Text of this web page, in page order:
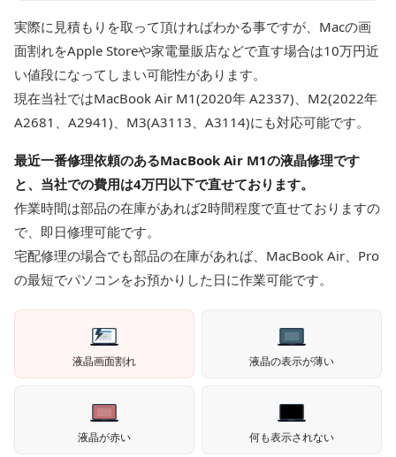
実際に見積もりを取って頂ければわかる事ですが、Macの画
面割れをApple Storeや家電量販店などで直す場合は10万円近
い値段になってしまい可能性があります。
現在当社ではMacBook Air M1(2020年 A2337)、M2(2022年
A2681、A2941)、M3(A3113、A3114)にも対応可能です。
最近一番修理依頼のあるMacBook Air M1の液晶修理です
と、当社での費用は4万円以下で直せております。
作業時間は部品の在庫があれば2時間程度で直せておりますの
で、即日修理可能です。
宅配修理の場合でも部品の在庫があれば、MacBook Air、Pro
の最短でパソコンをお預かりした日に作業可能です。
液晶画面割れ 液晶の表示が薄い
液晶が赤い 何も表示されない